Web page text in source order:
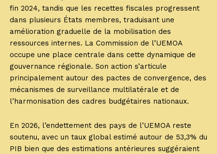
fin 2024, tandis que les recettes fiscales progressent
dans plusieurs États membres, traduisant une
amélioration graduelle de la mobilisation des
ressources internes. La Commission de l’UEMOA
occupe une place centrale dans cette dynamique de
gouvernance régionale. Son action s’articule
principalement autour des pactes de convergence, des
mécanismes de surveillance multilatérale et de
l’harmonisation des cadres budgétaires nationaux.
En 2026, l’endettement des pays de l’UEMOA reste
soutenu, avec un taux global estimé autour de 53,3% du
PIB bien que des estimations antérieures suggéraient